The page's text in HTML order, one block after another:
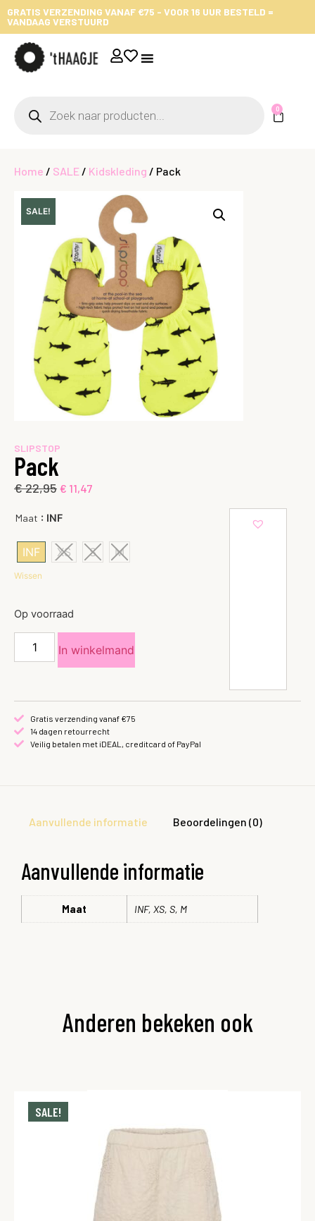
GRATIS VERZENDING VANAF €75 - VOOR 16 UUR BESTELD =
VANDAAG VERSTUURD
0
Home / SALE / Kidskleding / Pack
SLIPSTOP
Pack
€22,95 € 11,47
Maat : INF
INF XS S M
Wissen
Op voorraad
In winkelmand
Gratis verzending vanaf €75
14 dagen retourrecht
Veilig betalen met iDEAL, creditcard of PayPal
Aanvullende informatie Beoordelingen (0)
Aanvullende informatie
Maat INF, XS, S, M
Anderen bekeken ook
SALE!